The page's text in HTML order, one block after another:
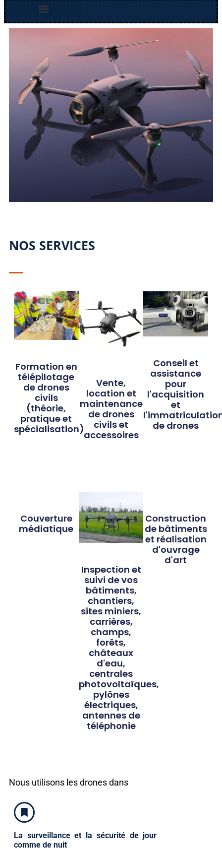
NOS SERVICES
Formation en
télépilotage
de drones
civils
(théorie,
pratique et
spécialisation)
Vente,
location et
maintenance
de drones
civils et
accessoires
Conseil et
assistance
pour
l'acquisition
et
de drones
Couverture
médiatique
Inspection et
suivi de vos
bâtiments,
chantiers,
sites miniers,
carrières,
champs,
forêts,
châteaux
d'eau,
centrales
photovoltaïques,
pylônes
électriques,
antennes de
téléphonie
Construction
de bâtiments
et réalisation
d'ouvrage
d'art
Nous utilisons les drones dans
La surveillance et la sécurité de jour
comme de nuit